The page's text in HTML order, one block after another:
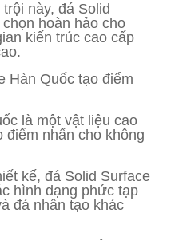
này, đá Solid
hoàn hảo cho
kiến trúc cao cấp
Hàn Quốc tạo điểm
là một vật liệu cao
nhấn cho không
kế, đá Solid Surface
hình dạng phức tạp
đá nhân tạo khác